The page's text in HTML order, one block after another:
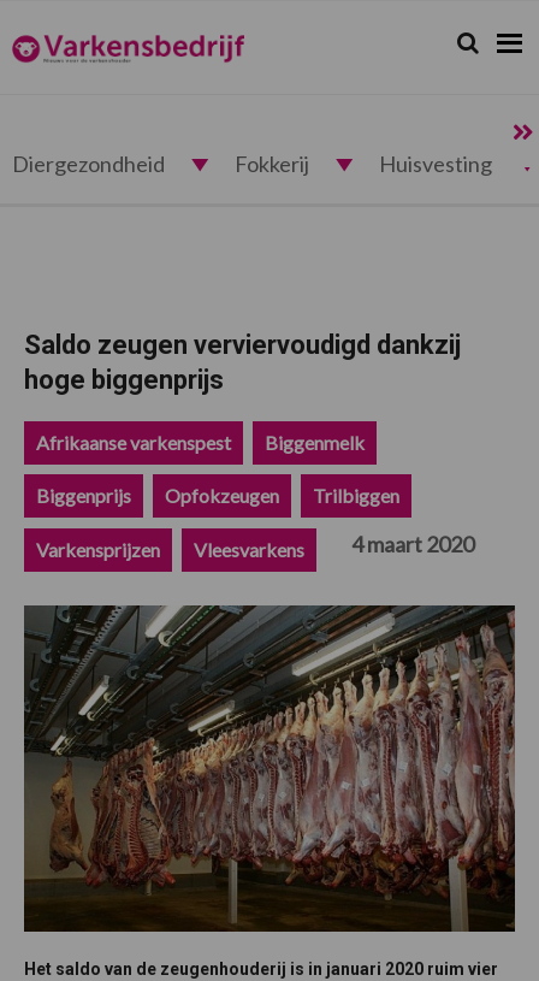
de
hoofdnavigatie
de
hoofd
de
eerste
de
voettekst
Varkensbedrijf.nl Zoeken...
Zoek
Diergezondheid Fokkerij Huisvesting
Saldo zeugen verviervoudigd dankzij
hoge biggenprijs
Afrikaanse varkenspest Biggenmelk
Biggenprijs Opfokzeugen Trilbiggen
Varkensprijzen Vleesvarkens 4 maart 2020
Het saldo van de zeugenhouderij is in januari 2020 ruim vier